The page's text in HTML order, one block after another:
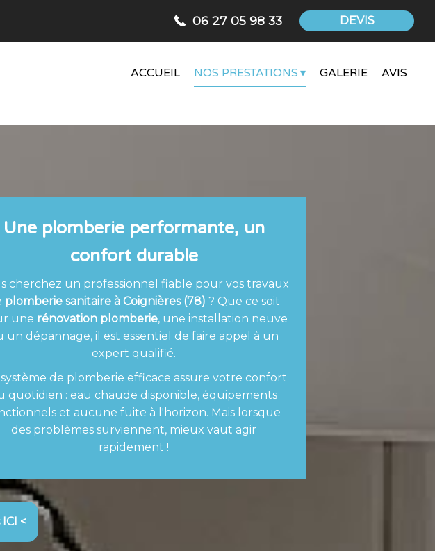
DEVIS
06 27 05 98 33
ACCUEIL NOS PRESTATIONS GALERIE AVIS
Une plomberie performante, un
confort durable
cherchez un professionnel fiable pour vos travaux
plomberie sanitaire à Coignières (78) ? Que ce soit
une rénovation plomberie, une installation neuve
un dépannage, il est essentiel de faire appel à un
expert qualifié.
de plomberie efficace assure votre confort
quotidien : eau chaude disponible, équipements
et aucune fuite à l'horizon. Mais lorsque
des problèmes surviennent, mieux vaut agir
rapidement !
<